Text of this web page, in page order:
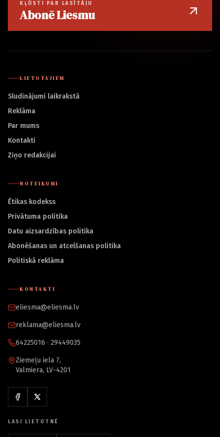
KĻŪSTI PAR LASĪTĀJU
Abonē Liesmu
LIETOTĀJIEM
Sludinājumi laikrakstā
Reklāma
Par mums
Kontakti
Ziņo redakcijai
NOTEIKUMI
Ētikas kodekss
Privātuma politika
Datu aizsardzības politika
Abonēšanas un atcelšanas politika
Politiskā reklāma
KONTAKTI
eliesma@eliesma.lv
reklama@eliesma.lv
64225016 · 29449035
Ziemeļu iela 7,
Valmiera, LV-4201
LASI LIETOTNĒ